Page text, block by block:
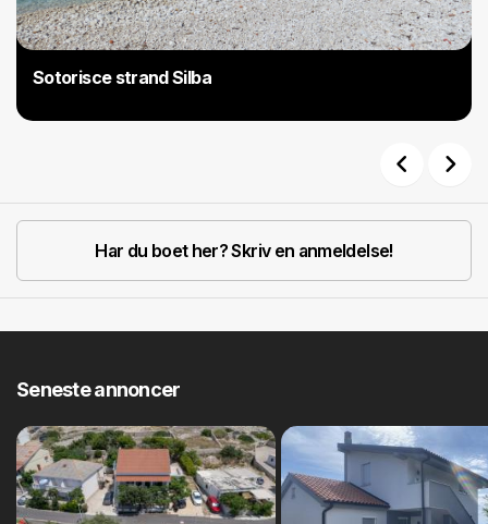
Sotorisce strand Silba
Har du boet her? Skriv en anmeldelse!
Seneste annoncer